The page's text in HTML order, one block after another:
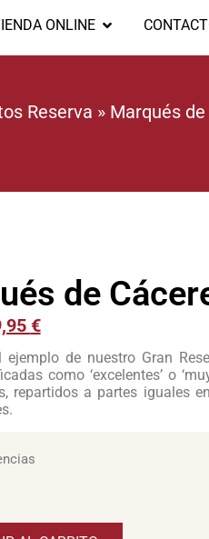
ONLINE
Reserva » Marqués
de
€
ejemplo de nuestro Gran
como ‘excelentes’ o
repartidos a partes iguales